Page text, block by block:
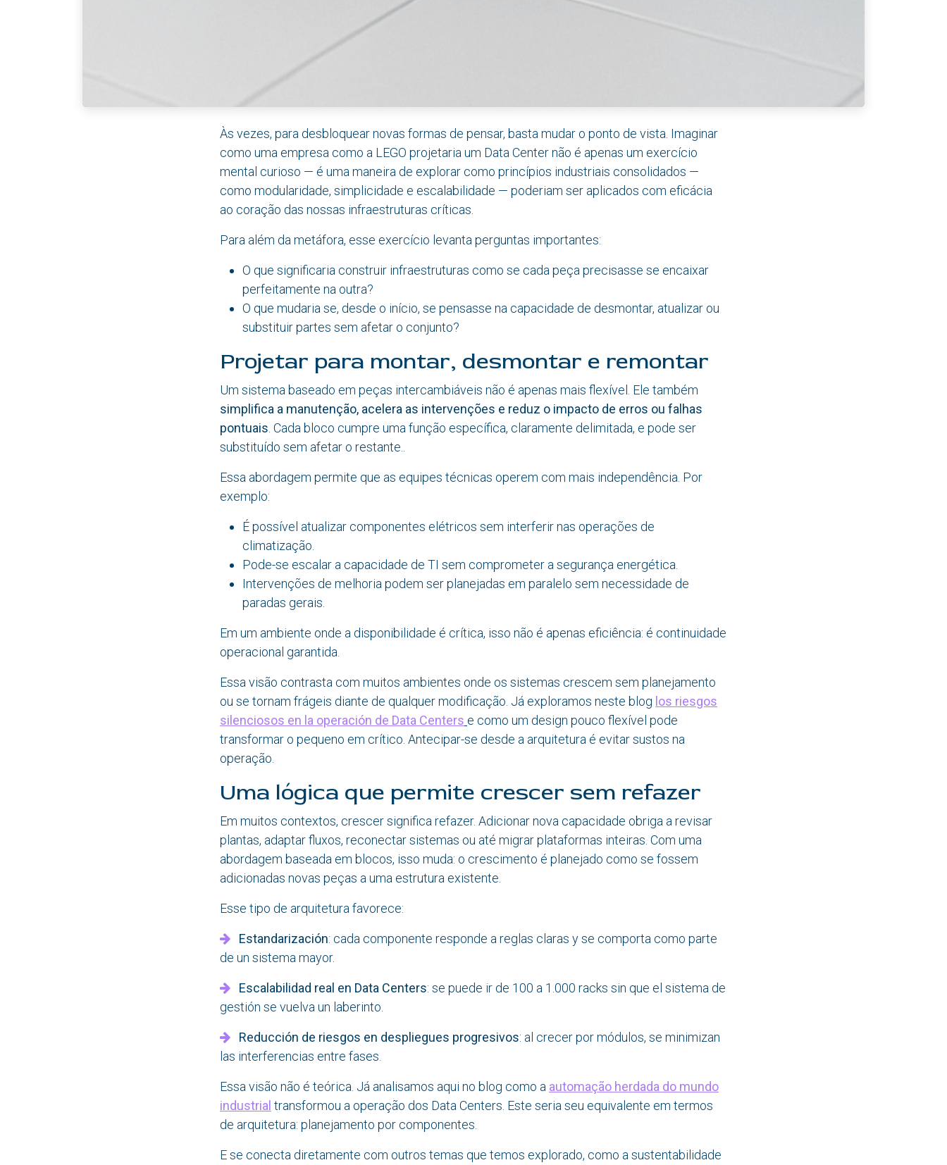
Às vezes, para desbloquear novas formas de pensar, basta mudar o ponto de vista. Imaginar
como uma empresa como a LEGO projetaria um Data Center não é apenas um exercício
mental curioso — é uma maneira de explorar como princípios industriais consolidados —
como modularidade, simplicidade e escalabilidade — poderiam ser aplicados com eficácia
ao coração das nossas infraestruturas críticas.
Para além da metáfora, esse exercício levanta perguntas importantes:
O que significaria construir infraestruturas como se cada peça precisasse se encaixar
perfeitamente na outra?
O que mudaria se, desde o início, se pensasse na capacidade de desmontar, atualizar ou
substituir partes sem afetar o conjunto?
Projetar para montar, desmontar e remontar
Um sistema baseado em peças intercambiáveis não é apenas mais flexível. Ele também
simplifica a manutenção, acelera as intervenções e reduz o impacto de erros ou falhas
pontuais . Cada bloco cumpre uma função específica, claramente delimitada, e pode ser
substituído sem afetar o restante..
Essa abordagem permite que as equipes técnicas operem com mais independência. Por
exemplo:
É possível atualizar componentes elétricos sem interferir nas operações de
climatização.
Pode-se escalar a capacidade de TI sem comprometer a segurança energética.
Intervenções de melhoria podem ser planejadas em paralelo sem necessidade de
paradas gerais.
Em um ambiente onde a disponibilidade é crítica, isso não é apenas eficiência: é continuidade
operacional garantida.
Essa visão contrasta com muitos ambientes onde os sistemas crescem sem planejamento
ou se tornam frágeis diante de qualquer modificação. Já exploramos neste blog los riesgos
silenciosos en la operación de Data Centers e como um design pouco flexível pode
transformar o pequeno em crítico. Antecipar-se desde a arquitetura é evitar sustos na
operação.
Uma lógica que permite crescer sem refazer
Em muitos contextos, crescer significa refazer. Adicionar nova capacidade obriga a revisar
plantas, adaptar fluxos, reconectar sistemas ou até migrar plataformas inteiras. Com uma
abordagem baseada em blocos, isso muda: o crescimento é planejado como se fossem
adicionadas novas peças a uma estrutura existente.
Esse tipo de arquitetura favorece:
Estandarización: cada componente responde a reglas claras y se comporta como parte
de un sistema mayor.
Escalabilidad real en Data Centers: se puede ir de 100 a 1.000 racks sin que el sistema de
gestión se vuelva un laberinto.
Reducción de riesgos en despliegues progresivos: al crecer por módulos, se minimizan
las interferencias entre fases.
Essa visão não é teórica. Já analisamos aqui no blog como a automação herdada do mundo
industrial transformou a operação dos Data Centers. Este seria seu equivalente em termos
de arquitetura: planejamento por componentes.
E se conecta diretamente com outros temas que temos explorado, como a sustentabilidade